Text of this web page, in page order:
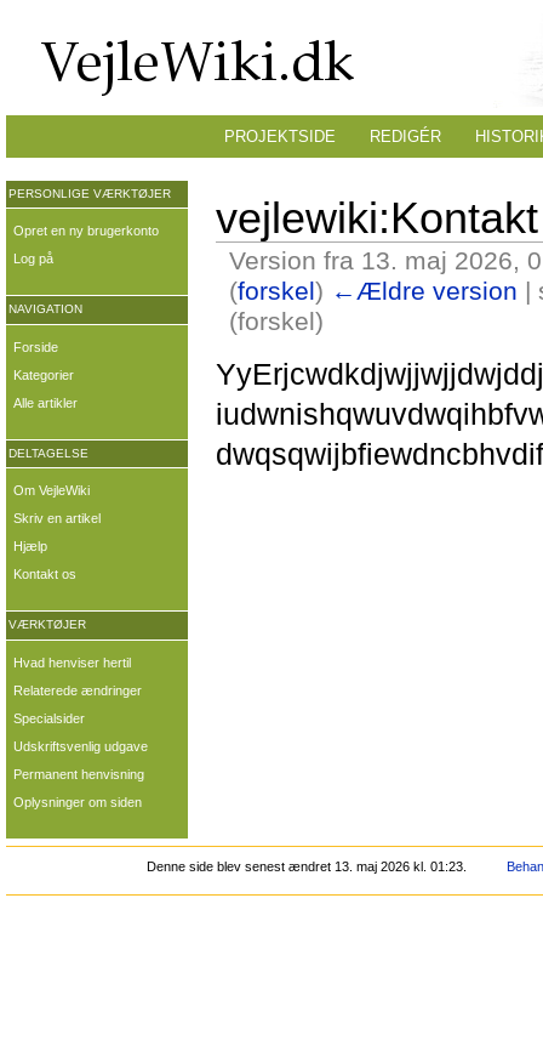
vejlewiki:Kontakt
Version fra 13. maj 2026,
(forskel) ←Ældre version |
(forskel)
PROJEKTSIDE REDIGÉR
PERSONLIGE VÆRKTØJER
Opret en ny brugerkonto
Log på
NAVIGATION
Forside
Kategorier
Alle artikler
DELTAGELSE
Om VejleWiki
Skriv en artikel
Hjælp
Kontakt os
VÆRKTØJER
Hvad henviser hertil
Relaterede ændringer
Specialsider
Udskriftsvenlig udgave
Permanent henvisning
Oplysninger om siden
Denne side blev senest ændret 13. maj 2026 kl. 01:23.